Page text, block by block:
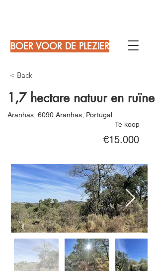
BOER VOOR DE PLEZIER
< Back
1,7 hectare natuur en ruïne
Aranhas, 6090 Aranhas, Portugal
Te koop
€15.000